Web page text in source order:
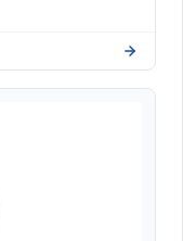
UPS/FedEx)
label)